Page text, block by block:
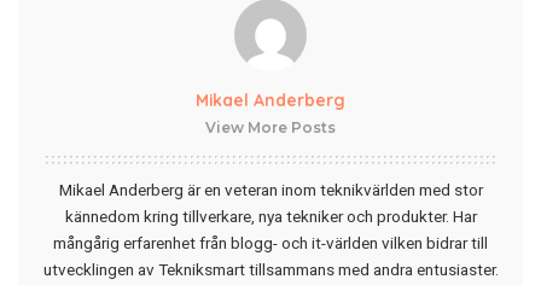
Mikael Anderberg
View More Posts
Mikael Anderberg är en veteran inom teknikvärlden med stor
kännedom kring tillverkare, nya tekniker och produkter. Har
mångårig erfarenhet från blogg- och it-världen vilken bidrar till
utvecklingen av Tekniksmart tillsammans med andra entusiaster.